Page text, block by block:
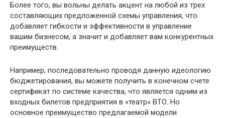
Более того, вы вольны делать акцент на любой из трех
составляющих предложенной схемы управления, что
добавляет гибкости и эффективности в управление
вашим бизнесом, а значит и добавляет вам конкурентных
преимуществ.
Например, последовательно проводя данную идеологию
бюджетирования, вы можете получить в конечном счете
сертификат по системе качества, что является одним из
входных билетов предприятия в «театр» ВТО. Но
основное преимущество предлагаемой модели